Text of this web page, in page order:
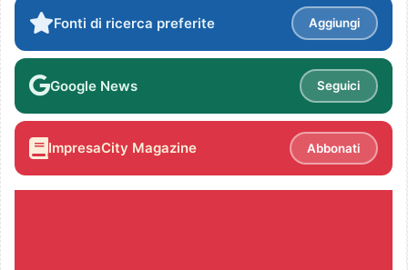
Fonti di ricerca preferite Aggiungi
Google News Seguici
ImpresaCity Magazine Abbonati